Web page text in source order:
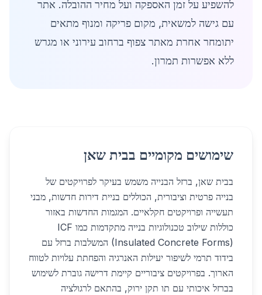
להשפיע על זמן האספקה ועל מחיר ההובלה. אתר
עם גישה למשאית, מקום פריקה ומנוף מתאים
יתומחר אחרת מאתר צפוף ברחוב עירוני או מגרש
ללא אפשרות תמרון.
שימושים מקומיים בבית שאן
בבית שאן, ברזל הבנייה משמש בעיקר לפרויקטים של
בנייה פרטית וציבורית, הכוללים בניית דירות חדשות, מבני
תעשייה ופרויקטים חקלאיים. המגמות החדשות באזור
כוללות שילוב טכנולוגיות בנייה מתקדמות כמו ICF
(Insulated Concrete Forms) המשלבות ברזל עם
בידוד תרמי לשיפור יעילות האנרגיה והפחתת עלויות לטווח
הארוך. בפרויקטים ציבוריים קיימת דרישה גוברת לשימוש
בברזל איכותי עם תו תקן ירוק, בהתאם לרגולציה